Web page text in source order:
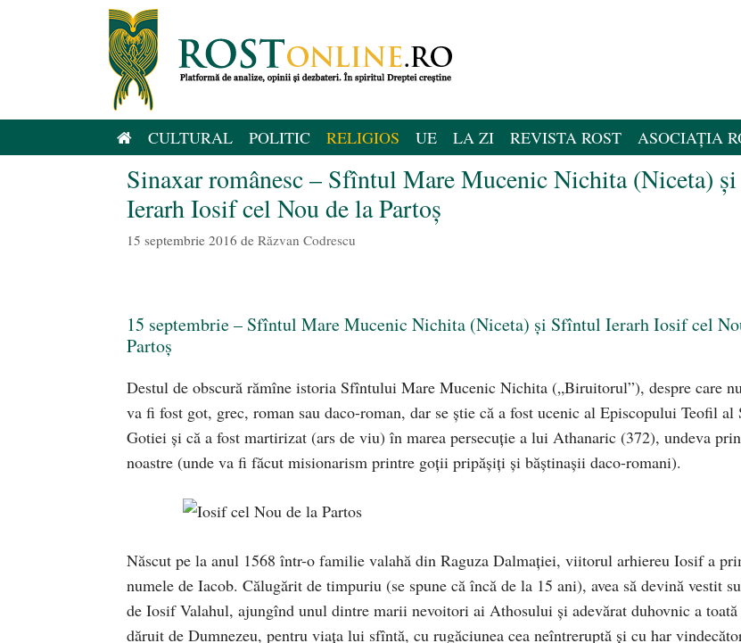
CULTURAL POLITIC RELIGIOS UE LA ZI REVISTA ROST ASOCIAȚIA
Sinaxar românesc – Sfîntul Mare Mucenic Nichita (Niceta)
Ierarh Iosif cel Nou de la Partoș
15 septembrie 2016 de Răzvan Codrescu
15 septembrie – Sfîntul Mare Mucenic Nichita (Niceta) și Sfîntul Ierarh Iosif cel
Partoș
Destul de obscură rămîne istoria Sfîntului Mare Mucenic Nichita („Biruitorul”), despre care
va fi fost got, grec, roman sau daco-roman, dar se știe că a fost ucenic al Episcopului Teofil al
Gotiei și că a fost martirizat (ars de viu) în marea persecuție a lui Athanaric (372), undeva
noastre (unde va fi făcut misionarism printre goții pripășiți și băștinașii daco-romani).
Născut pe la anul 1568 într-o familie valahă din Raguza Dalmației, viitorul arhiereu Iosif a
numele de Iacob. Călugărit de timpuriu (se spune că încă de la 15 ani), avea să devină vestit
de Iosif Valahul, ajungînd unul dintre marii nevoitori ai Athosului și adevărat duhovnic a toată
dăruit de Dumnezeu, pentru viața lui sfîntă, cu rugăciunea cea neîntreruptă și cu har